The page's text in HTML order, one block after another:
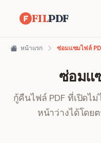
FILPDF
หน้าแรก ซ่อมแซมไฟล์
ซ่อมแ
กู้คืนไฟล์ PDF ที่เปิดไ
หน้าว่างได้โดย